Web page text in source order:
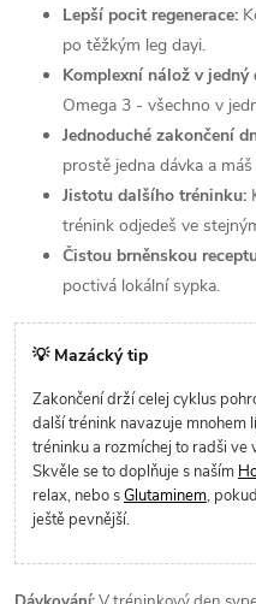
Lepší pocit regenerace:
po těžkým leg dayi.
Komplexní nálož v jedný
Omega 3 - všechno v
Jednoduché zakončení
prostě jedna dávka a
Jistotu dalšího tréninku:
trénink odjedeš ve
Čistou brněnskou
poctivá lokální sypka.
💡 Mazácký tip
Zakončení drží celej cyklus
další trénink navazuje mnohem
tréninku a rozmíchej to radši ve
Skvěle se to doplňuje s naším
relax, nebo sGlutaminem,
ještě pevnější.